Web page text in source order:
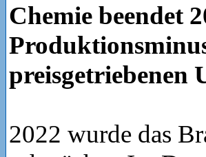
Chemie beendet
preisgetriebenen
2022 wurde das